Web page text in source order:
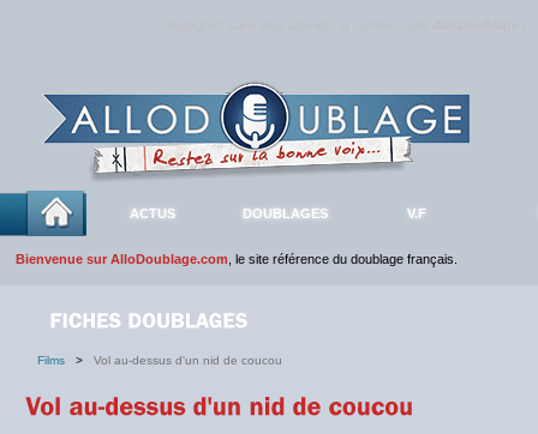
ACTUS DOUBLAGES V.F
Bienvenue sur AlloDoublage.com , le site référence du doublage français.
Films > Vol au-dessus d'un nid de coucou